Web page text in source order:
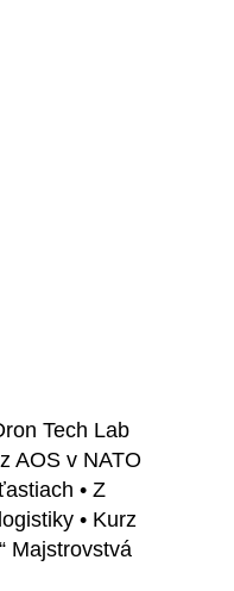
Tech Lab
AOS v NATO
• Z
• Kurz
Majstrovstvá